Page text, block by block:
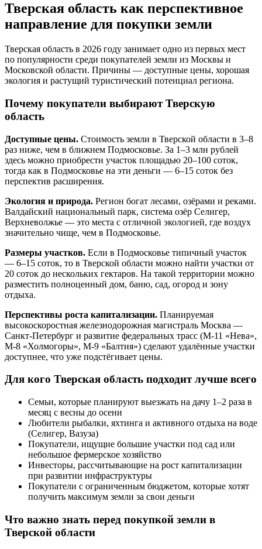
Тверская область как перспективное
направление для покупки земли
Тверская область в 2026 году занимает одно из первых мест
по популярности среди покупателей земли из Москвы и
Московской области. Причины — доступные цены, хорошая
экология и растущий туристический потенциал региона.
Почему покупатели выбирают Тверскую
область
Доступные цены. Стоимость земли в Тверской области в 3–8
раз ниже, чем в ближнем Подмосковье. За 1–3 млн рублей
здесь можно приобрести участок площадью 20–100 соток,
тогда как в Подмосковье на эти деньги — 6–15 соток без
перспектив расширения.
Экология и природа. Регион богат лесами, озёрами и реками.
Валдайский национальный парк, система озёр Селигер,
Верхневолжье — это места с отличной экологией, где воздух
значительно чище, чем в Подмосковье.
Размеры участков. Если в Подмосковье типичный участок
— 6–15 соток, то в Тверской области можно найти участки от
20 соток до нескольких гектаров. На такой территории можно
разместить полноценный дом, баню, сад, огород и зону
отдыха.
Перспективы роста капитализации. Планируемая
высокоскоростная железнодорожная магистраль Москва —
Санкт-Петербург и развитие федеральных трасс (М-11 «Нева»,
М-8 «Холмогоры», М-9 «Балтия») сделают удалённые участки
доступнее, что уже подстёгивает цены.
Для кого Тверская область подходит лучше всего
Семьи, которые планируют выезжать на дачу 1–2 раза в
месяц с весны до осени
Любители рыбалки, яхтинга и активного отдыха на воде
(Селигер, Вазуза)
Покупатели, ищущие большие участки под сад или
небольшое фермерское хозяйство
Инвесторы, рассчитывающие на рост капитализации
при развитии инфраструктуры
Покупатели с ограниченным бюджетом, которые хотят
получить максимум земли за свои деньги
Что важно знать перед покупкой земли в
Тверской области